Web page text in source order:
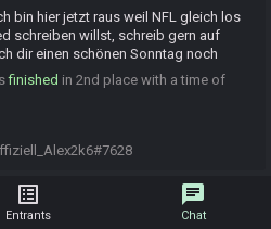
bin hier jetzt raus weil NFL gleich los
schreiben willst, schreib gern auf
dir einen schönen Sonntag noch
finished in 2nd place with a time of
list_alt
Entrants
chat
Chat